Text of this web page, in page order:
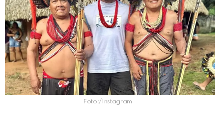
Foto:/Instagram